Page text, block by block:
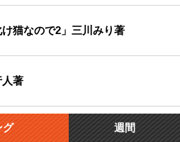
け猫なので2」三川みり著
人著
グ 週間